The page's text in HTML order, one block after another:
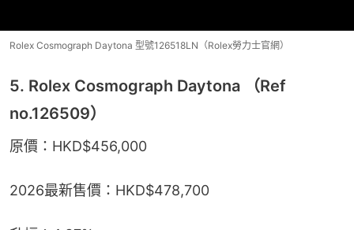
Rolex Cosmograph Daytona 型號126518LN（Rolex勞力士官網）
5. Rolex Cosmograph Daytona （Ref
no.126509）
原價：HKD$456,000
2026最新售價：HKD$478,700